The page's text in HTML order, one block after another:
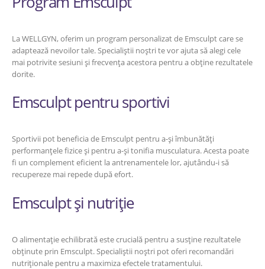
La WELLGYN, oferim un program personalizat de Emsculpt care se
adaptează nevoilor tale. Specialiștii noștri te vor ajuta să alegi cele
mai potrivite sesiuni și frecvența acestora pentru a obține rezultatele
dorite.
Emsculpt pentru sportivi
Sportivii pot beneficia de Emsculpt pentru a-și îmbunătăți
performanțele fizice și pentru a-și tonifia musculatura. Acesta poate
fi un complement eficient la antrenamentele lor, ajutându-i să
recupereze mai repede după efort.
Emsculpt și nutriție
O alimentație echilibrată este crucială pentru a susține rezultatele
obținute prin Emsculpt. Specialiștii noștri pot oferi recomandări
nutriționale pentru a maximiza efectele tratamentului.